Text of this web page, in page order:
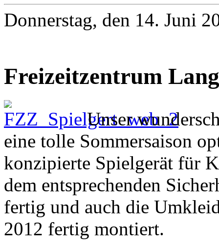
Donnerstag, den 14. Juni
Freizeitzentrum
Unser
eine tolle Sommersaison
konzipierte Spielgerät für
dem entsprechenden
fertig und auch die
2012 fertig montiert.